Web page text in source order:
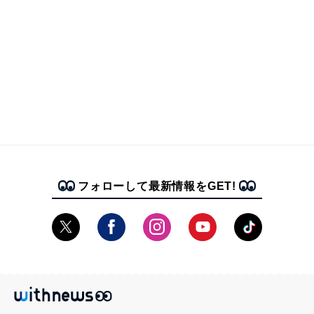
フォローして最新情報をGET!